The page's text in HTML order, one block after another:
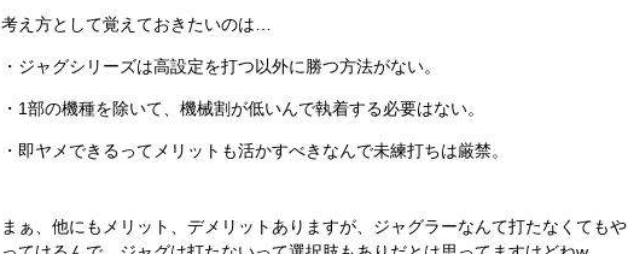
考え方として覚えておきたいのは…
・ジャグシリーズは高設定を打つ以外に勝つ方法がない。
・1部の機種を除いて、機械割が低いんで執着する必要はない。
・即ヤメできるってメリットも活かすべきなんで未練打ちは厳禁。
まぁ、他にもメリット、デメリットありますが、ジャグラーなんて打たなくてもや